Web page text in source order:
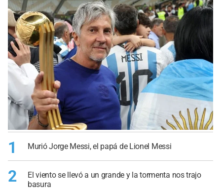
1 Murió Jorge Messi, el papá de Lionel Messi
2
El viento se llevó a un grande y la tormenta nos trajo
basura